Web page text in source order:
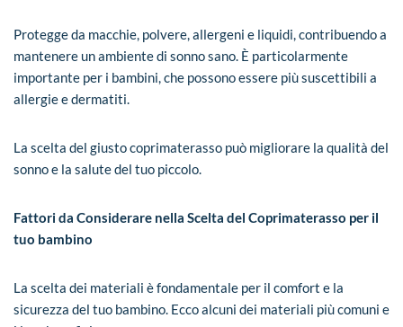
Protegge da macchie, polvere, allergeni e liquidi, contribuendo a
mantenere un ambiente di sonno sano. È particolarmente
importante per i bambini, che possono essere più suscettibili a
allergie e dermatiti.
La scelta del giusto coprimaterasso può migliorare la qualità del
sonno e la salute del tuo piccolo.
Fattori da Considerare nella Scelta del Coprimaterasso per il
tuo bambino
La scelta dei materiali è fondamentale per il comfort e la
sicurezza del tuo bambino. Ecco alcuni dei materiali più comuni e